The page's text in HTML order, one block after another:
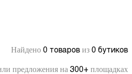
Найдено 0 товаров из 0 бутиков
предложения на 300+ площадках